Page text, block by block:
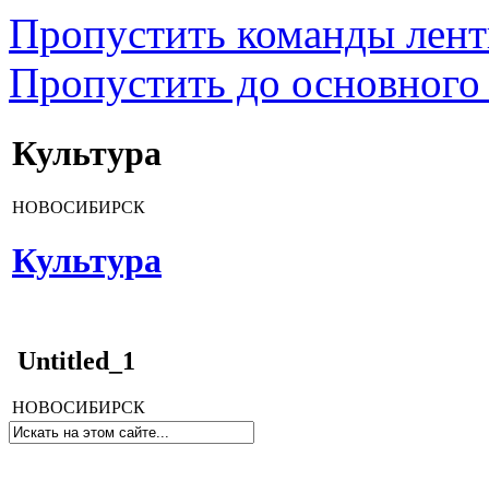
Пропустить команды
Пропустить до основного
Культура
НОВОСИБИРСК
Культура
Untitled_1
НОВОСИБИРСК